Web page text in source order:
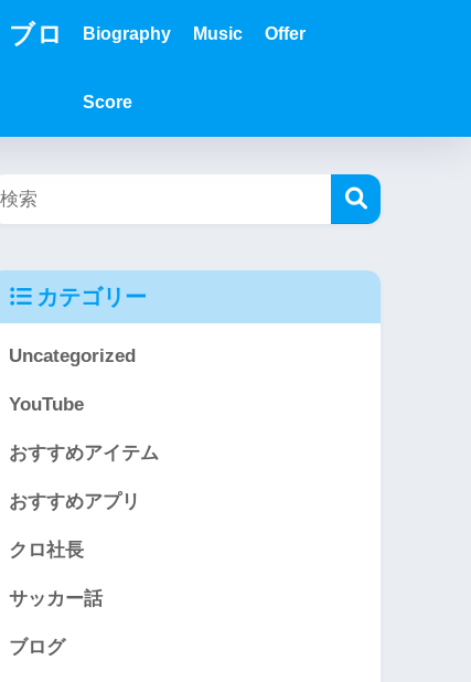
ロ Biography Music Offer
Score
カテゴリー
Uncategorized
YouTube
おすすめアイテム
おすすめアプリ
クロ社長
サッカー話
ブログ